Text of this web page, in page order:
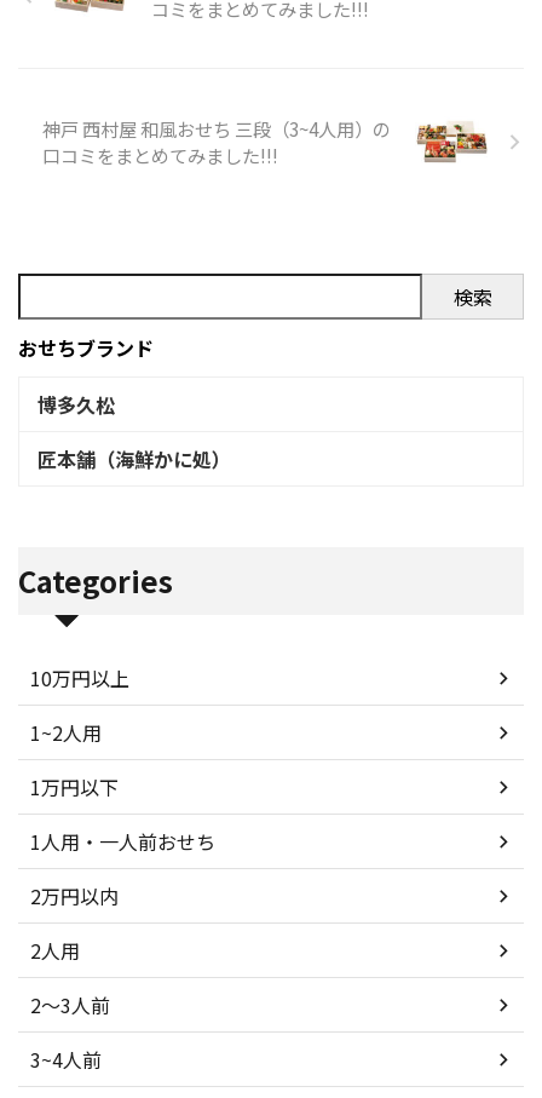
を購入の際の参考に是非どう
めにも、購入前には楽天等の
口コミを必ずチェックするよ
コミをまとめてみました!!!
神戸 西村屋 和風おせち 三段（3~4人用）の
口コミをまとめてみました!!!
検索
おせちブランド
博多久松
匠本舗（海鮮かに処）
Categories
10万円以上
1~2人用
1万円以下
1人用・一人前おせち
2万円以内
2人用
2～3人前
3~4人前